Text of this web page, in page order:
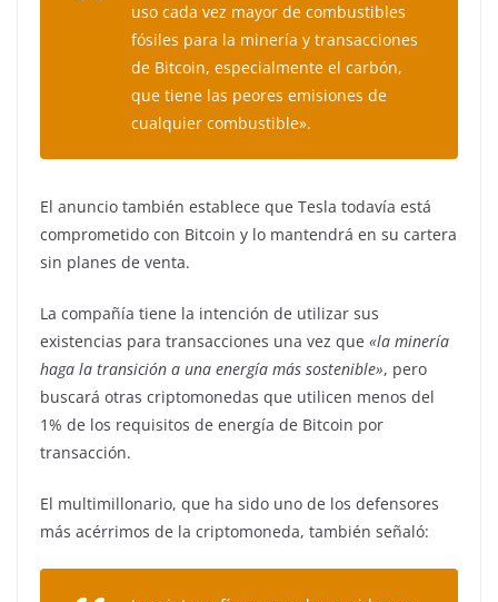
uso cada vez mayor de combustibles
fósiles para la minería y transacciones
de Bitcoin, especialmente el carbón,
que tiene las peores emisiones de
cualquier combustible».
El anuncio también establece que Tesla todavía está
comprometido con Bitcoin y lo mantendrá en su cartera
sin planes de venta.
La compañía tiene la intención de utilizar sus
existencias para transacciones una vez que «la minería
haga la transición a una energía más sostenible», pero
buscará otras criptomonedas que utilicen menos del
1% de los requisitos de energía de Bitcoin por
transacción.
El multimillonario, que ha sido uno de los defensores
más acérrimos de la criptomoneda, también señaló: